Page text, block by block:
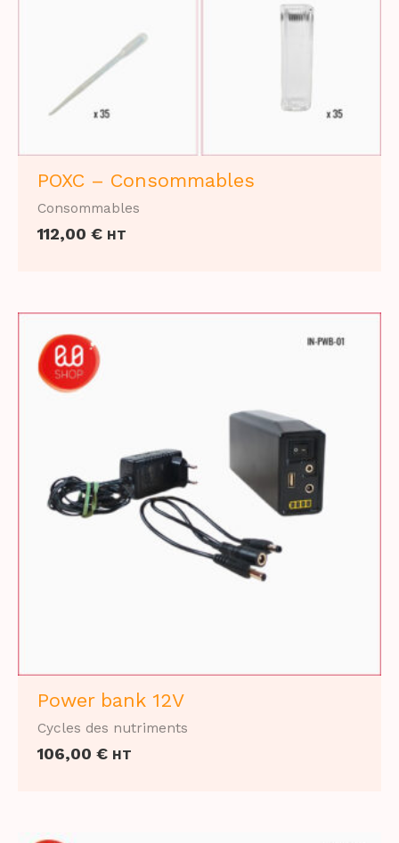
POXC – Consommables
Consommables
112,00 € HT
Power bank 12V
Cycles des nutriments
106,00 € HT